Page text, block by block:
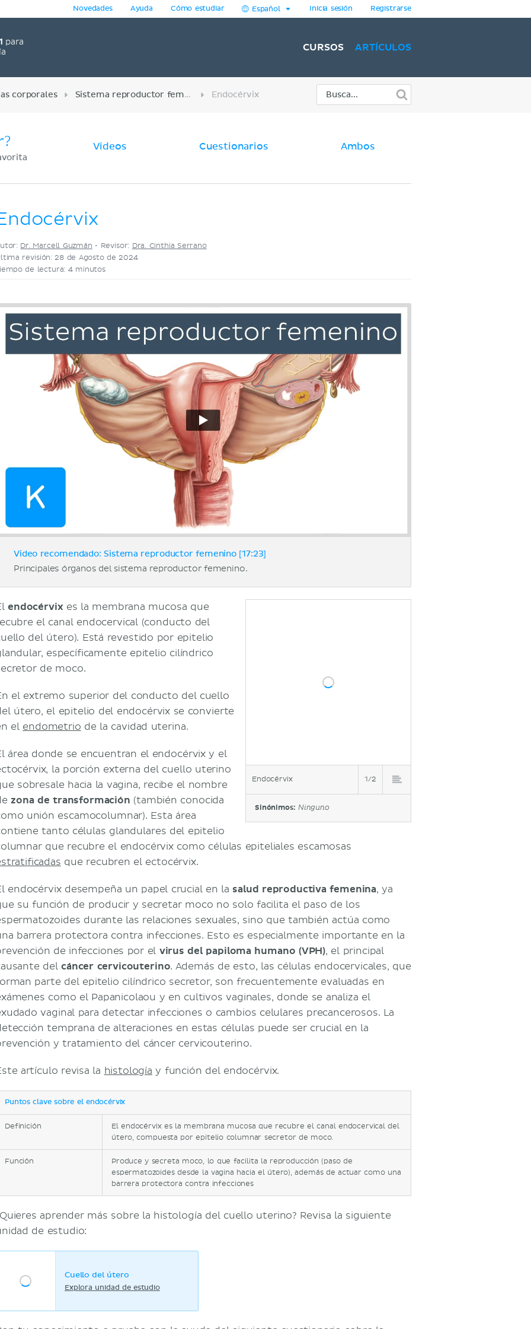
para
Novedades Ayuda Cómo estudiar Español Inicia sesión Registrarse
CURSOS ARTÍCULOS
corporales Sistema reproductor femenino Endocérvix
Videos Cuestionarios Ambos
Dr. Marcell Guzmán • Revisor: Dra. Cinthia Serrano
revisión: 28 de Agosto de 2024
de lectura: 4 minutos
Video recomendado: Sistema reproductor femenino [17:23]
Principales órganos del sistema reproductor femenino.
Endocérvix 1/2
Sinónimos: Ninguno
endocérvixes la membrana mucosa que
el canal endocervical (conducto del
del útero). Está revestido por epitelio
específicamente epitelio cilíndrico
de moco.
el extremo superior del conducto del cuello
útero, el epitelio del endocérvix se convierte
el endometrio de la cavidad uterina.
área donde se encuentran el endocérvix y el
la porción externa del cuello uterino
sobresale hacia la vagina, recibe el nombre
zona de transformación (también conocida
unión escamocolumnar). Esta área
tanto células glandulares del epitelio
que recubre el endocérvix como células epiteliales escamosas
que recubren el ectocérvix.
endocérvix desempeña un papel crucial en la salud reproductiva femenina, ya
su función de producir y secretar moco no solo facilita el paso de los
durante las relaciones sexuales, sino que también actúa como
barrera protectora contra infecciones. Esto es especialmente importante en la
de infecciones por el virus del papiloma humano (VPH), el principal
delcáncer cervicouterino. Además de esto, las células endocervicales, que
parte del epitelio cilíndrico secretor, son frecuentemente evaluadas en
como el Papanicolaou y en cultivos vaginales, donde se analiza el
vaginal para detectar infecciones o cambios celulares precancerosos. La
temprana de alteraciones en estas células puede ser crucial en la
y tratamiento del cáncer cervicouterino.
artículo revisa la histología y función del endocérvix.
Puntos clave sobre el endocérvix
Definición
El endocérvix es la membrana mucosa que recubre el canal endocervical del
útero, compuesta por epitelio columnar secretor de moco.
Función
Produce y secreta moco, lo que facilita la reproducción (paso de
espermatozoides desde la vagina hacia el útero), además de actuar como una
barrera protectora contra infecciones
aprender más sobre la histología del cuello uterino? Revisa la siguiente
de estudio:
Cuello del útero
Explora unidad de estudio